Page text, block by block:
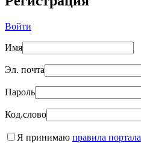
Войти
Имя
Эл. почта
Пароль
Код.слово
Я принимаю правила портала